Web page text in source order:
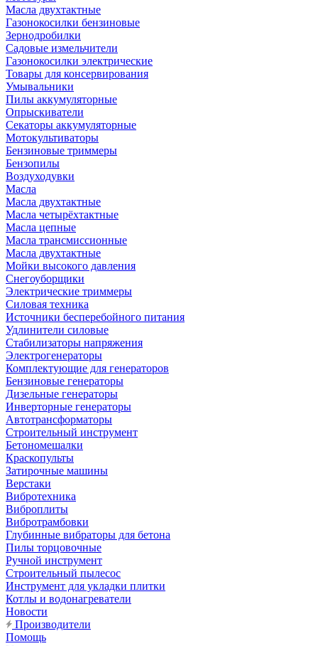
Масла двухтактные
Газонокосилки бензиновые
Зернодробилки
Садовые измельчители
Газонокосилки электрические
Товары для консервирования
Умывальники
Пилы аккумуляторные
Опрыскиватели
Секаторы аккумуляторные
Мотокультиваторы
Бензиновые триммеры
Бензопилы
Воздуходувки
Масла
Масла двухтактные
Масла четырёхтактные
Масла цепные
Масла трансмиссионные
Масла двухтактные
Мойки высокого давления
Снегоуборщики
Электрические триммеры
Силовая техника
Источники бесперебойного питания
Удлинители силовые
Стабилизаторы напряжения
Электрогенераторы
Комплектующие для генераторов
Бензиновые генераторы
Дизельные генераторы
Инверторные генераторы
Автотрансформаторы
Строительный инструмент
Бетономешалки
Краскопульты
Затирочные машины
Верстаки
Вибротехника
Виброплиты
Вибротрамбовки
Глубинные вибраторы для бетона
Пилы торцовочные
Ручной инструмент
Строительный пылесос
Инструмент для укладки плитки
Котлы и водонагреватели
Новости
Производители
Помощь